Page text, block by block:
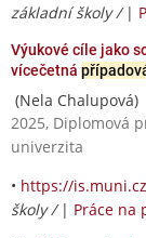
základní školy / |
Výukové cíle jako
vícečetná
(Nela Chalupová)
2025, Diplomová
univerzita
• https://
školy / | Práce na